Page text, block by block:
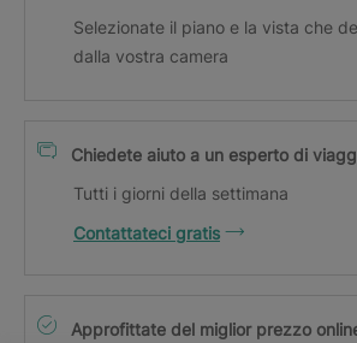
Selezionate il piano e la vista che
dalla vostra camera
Chiedete aiuto a un esperto di
Tutti i giorni della settimana
Contattateci gratis
Approfittate del miglior prezzo